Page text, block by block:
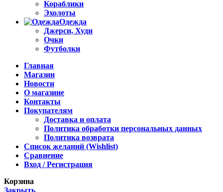
Кораблики
Эхолоты
Одежда
Джерси, Худи
Очки
Футболки
Главная
Магазин
Новости
О магазине
Контакты
Покупателям
Доставка и оплата
Политика обработки персональных данных
Политика возврата
Список желаний (Wishlist)
Сравнение
Вход / Регистрация
Корзина
Закрыть